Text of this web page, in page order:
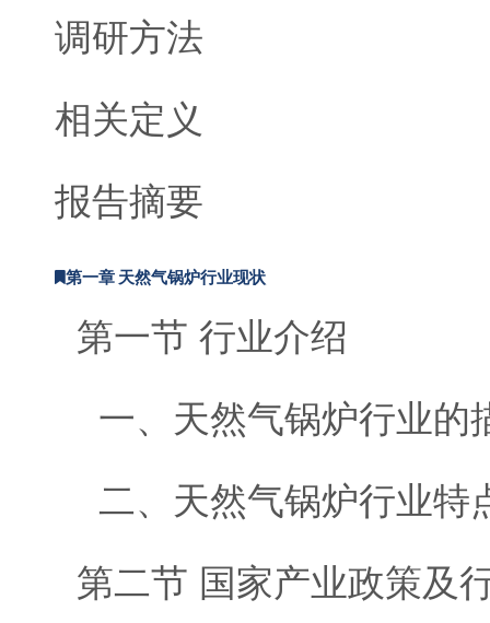
调研方法
相关定义
报告摘要
第一章 天然气锅炉行业现状
第一节 行业介绍
一、天然气锅炉行业的
二、天然气锅炉行业特
第二节 国家产业政策及